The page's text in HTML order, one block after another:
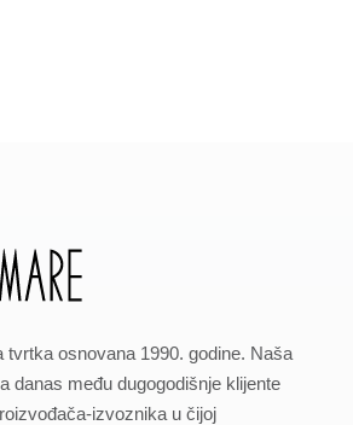
tvrtka osnovana 1990. godine. Naša
danas među dugogodišnje klijente
izvoznika u čijoj